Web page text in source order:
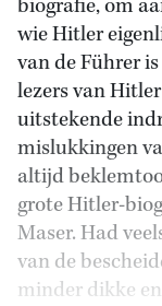
biografie, om
wie Hitler
van de Führer
lezers van
uitstekende
mislukkingen
altijd
grote Hitler-
Maser. Had
van de
minder dikke